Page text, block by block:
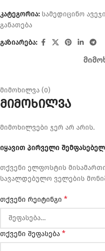
კატეგორია: სამედიცინო ავეჯი
განათება
გაზიარება:
მიმოხილვა (0)
მიმოხილვა
მიმოხილვები ჯერ არ არის.
იყავით პირველი
თქვენი ელფოსტის
სავალდებულო ველების
თქვენი რეიტინგი *
თქვენი შეფასება *